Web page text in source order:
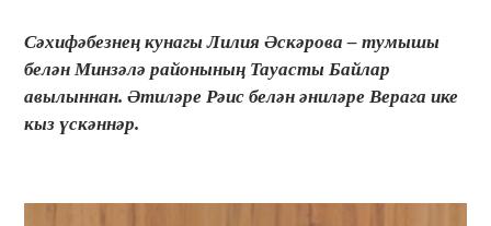
Сәхифәбезнең кунагы Лилия Әскәрова – тумышы
белән Минзәлә районының Тауасты Байлар
авылыннан. Әтиләре Рәис белән әниләре Верага ике
кыз үскәннәр.